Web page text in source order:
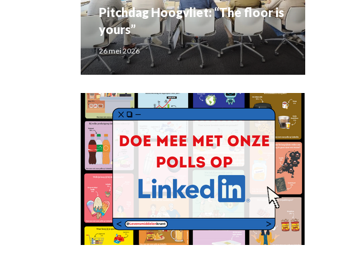
Pitchdag Hoogvliet: “The floor is
yours”
26 mei 2026